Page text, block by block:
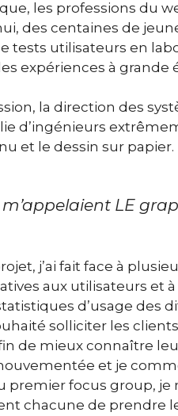
les professions du
des centaines de je
tests utilisateurs en
expériences à grande
la direction des
d’ingénieurs
et le dessin sur papier.
LE
j’ai fait face à
aux utilisateurs et
d’usage des
solliciter les
de mieux connaître
et je
premier focus group,
chacune de prendre le